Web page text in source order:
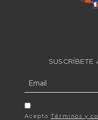
SUSCRÍBETE
Acepto Términos y